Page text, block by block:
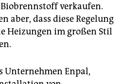
verkaufen.
aber, dass diese Regelung
Heizungen im großen Stil
Unternehmen Enpal,